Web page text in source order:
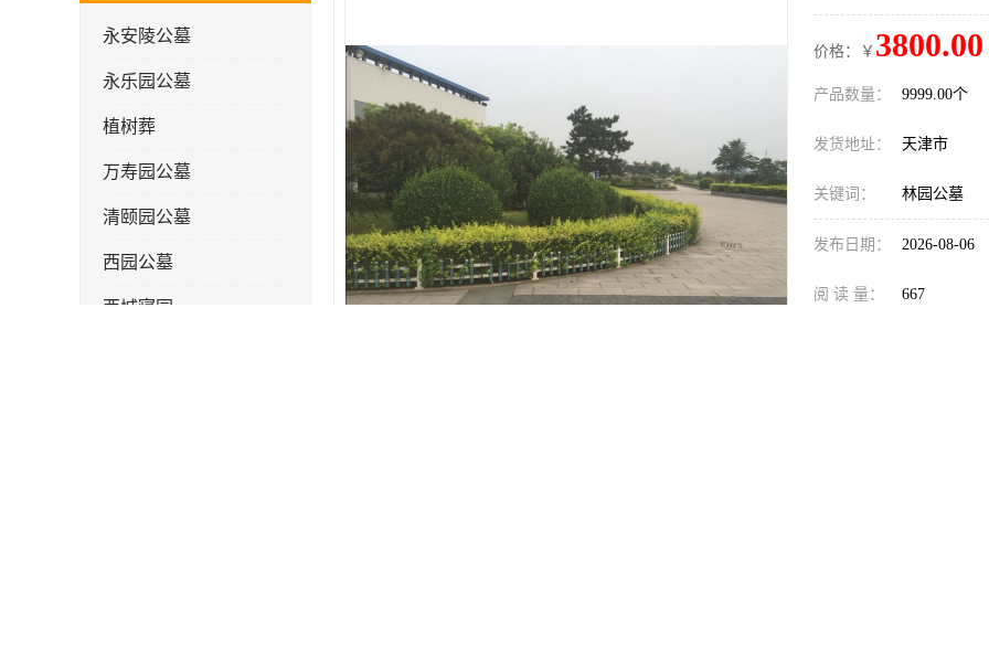
永安陵公墓
永乐园公墓
植树葬
万寿园公墓
清颐园公墓
西园公墓
西城寝园
价格：￥ 3800.00
产品数量： 9999.00个
发货地址： 天津市
关键词： 林园公墓
发布日期： 2026-08-06
阅 读 量： 667